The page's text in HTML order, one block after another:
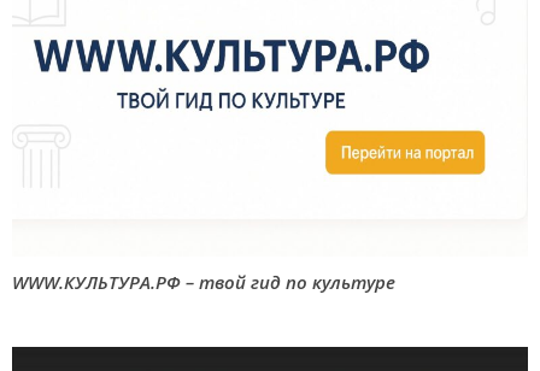
WWW.КУЛЬТУРА.РФ – твой гид по культуре